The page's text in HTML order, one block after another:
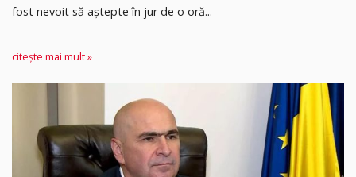
fost nevoit să aștepte în jur de o oră...
citește mai mult »